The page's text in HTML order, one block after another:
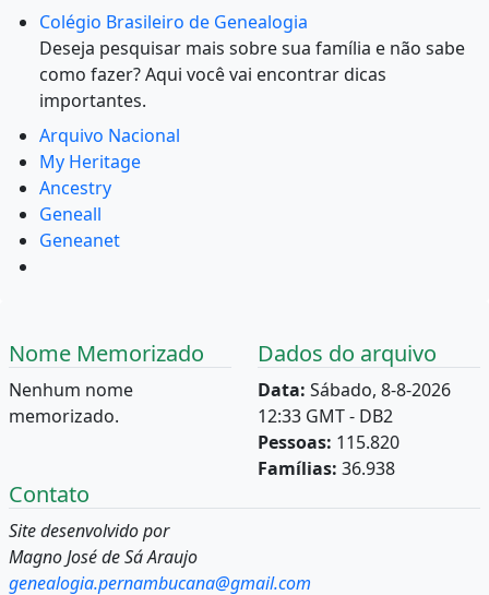
Colégio Brasileiro de Genealogia
Deseja pesquisar mais sobre sua família e não sabe
como fazer? Aqui você vai encontrar dicas
importantes.
Arquivo Nacional
My Heritage
Ancestry
Geneall
Geneanet
Nome Memorizado
Nenhum nome
memorizado.
Dados do arquivo
Data: Sábado, 8-8-2026
12:33 GMT - DB2
Pessoas: 115.820
Famílias: 36.938
Contato
Site desenvolvido por
Magno José de Sá Araujo
genealogia.pernambucana@gmail.com